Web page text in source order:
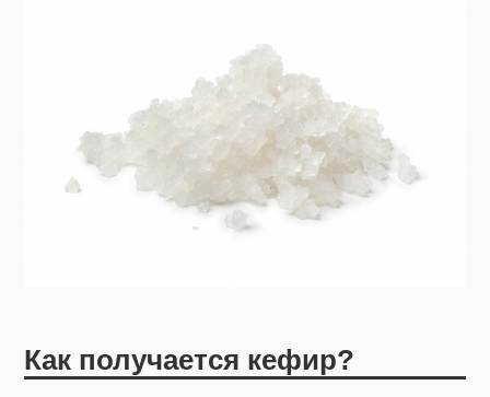
Как получается кефир?